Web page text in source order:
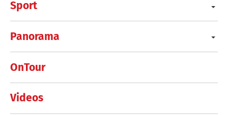
Sport
Panorama
OnTour
Videos